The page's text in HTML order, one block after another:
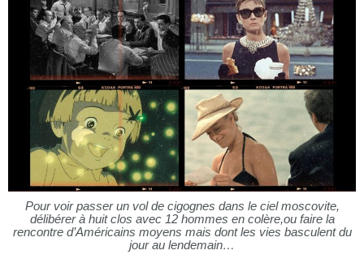
Pour voir passer un vol de cigognes dans le ciel moscovite,
délibérer à huit clos avec 12 hommes en colère,ou faire la
rencontre d’Américains moyens mais dont les vies basculent du
jour au lendemain…